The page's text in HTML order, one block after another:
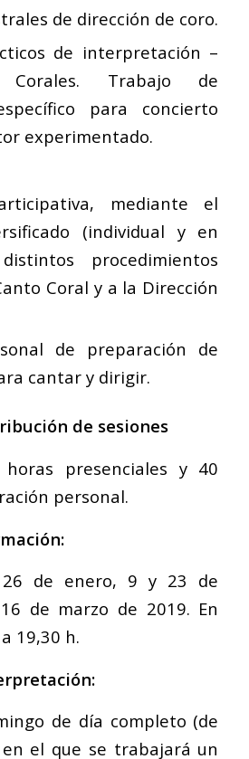
de dirección de coro.
de interpretación –
Corales. Trabajo de
para concierto
experimentado.
mediante el
(individual y en
procedimientos
Coral y a la Dirección
de preparación de
cantar y dirigir.
de sesiones
presenciales y 40
personal.
26 de enero, 9 y 23 de
de marzo de 2019. En
19,30 h.
de día completo (de
el que se trabajará un